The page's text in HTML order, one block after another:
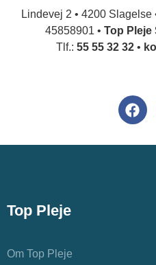
Lindevej 2 • 4200 Slagelse
45858901 • Top Pleje
Tlf.: 55 55 32 32•
Top Pleje
Om Top Pleje